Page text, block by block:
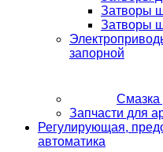
Затворы
Затворы
запорной
Смазка
Запчасти для
Регулирующая,
автоматика